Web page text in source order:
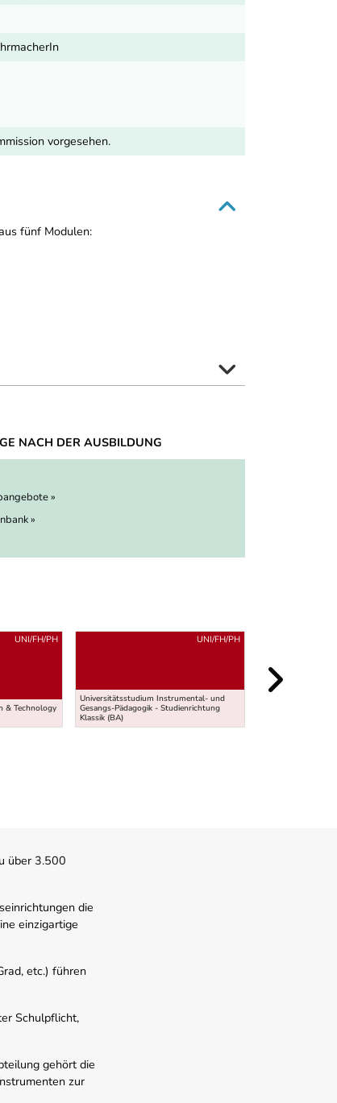
vorgesehen.
fünf Modulen:
NACH DER AUSBILDUNG
»
»
& Technology
UNI/FH/PH
Universitätsstudium Instrumental- und
Gesangs-Pädagogik - Studienrichtung
Klassik (BA)
UNI/FH/PH
über 3.500
die
einzigartige
etc.) führen
Schulpflicht,
gehört die
zur